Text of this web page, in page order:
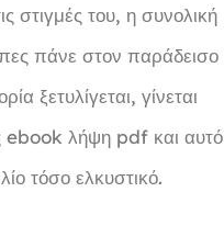
στιγμές του, η συνολική
πάνε στον παράδεισο
ξετυλίγεται, γίνεται
ebook λήψη pdf και αυτό
τόσο ελκυστικό.